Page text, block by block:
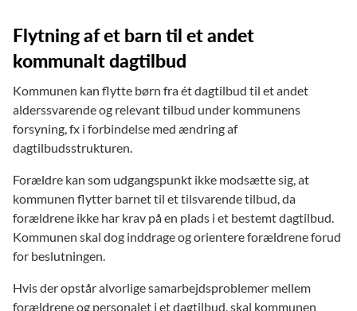
Flytning af et barn til et andet
kommunalt dagtilbud
Kommunen kan flytte børn fra ét dagtilbud til et andet
alderssvarende og relevant tilbud under kommunens
forsyning, fx i forbindelse med ændring af
dagtilbudsstrukturen.
Forældre kan som udgangspunkt ikke modsætte sig, at
kommunen flytter barnet til et tilsvarende tilbud, da
forældrene ikke har krav på en plads i et bestemt dagtilbud.
Kommunen skal dog inddrage og orientere forældrene forud
for beslutningen.
Hvis der opstår alvorlige samarbejdsproblemer mellem
forældrene og personalet i et dagtilbud, skal kommunen